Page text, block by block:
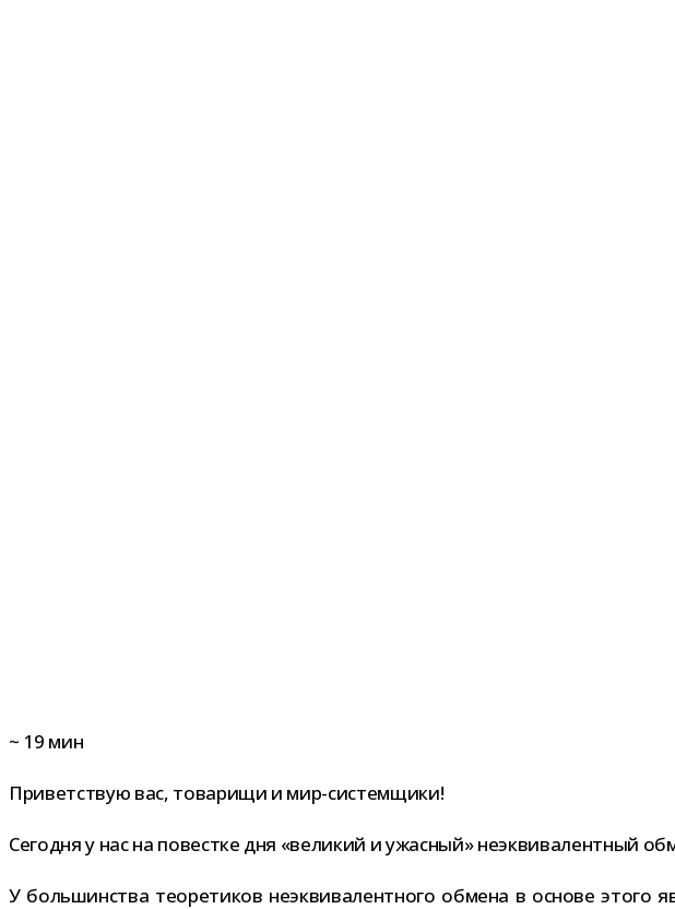
~ 19 мин
Приветствую вас, това­рищи и мир-системщики!
Сегодня у нас на повестке дня «вели­кий и ужас­ный» неэк­ви­ва­лент­ный
У боль­шин­ства тео­ре­ти­ков неэк­ви­ва­лент­ного обмена в основе